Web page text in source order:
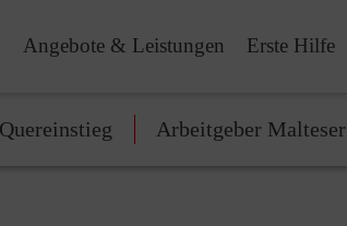
Angebote & Leistungen Erste Hilfe
Arbeitgeber Malteser